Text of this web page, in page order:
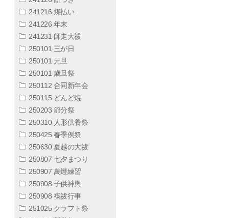
241216 煤払い
241226 年末
241231 師走大祓
250101 三が日
250101 元旦
250101 歳旦祭
250112 合同新年会
250115 どんど焼
250203 節分祭
250310 人形供養祭
250425 春季例祭
250630 夏越の大祓
250807 七夕まつり
250907 萬燈練習
250908 子供神輿
250908 禊祓行事
251025 クラフト祭